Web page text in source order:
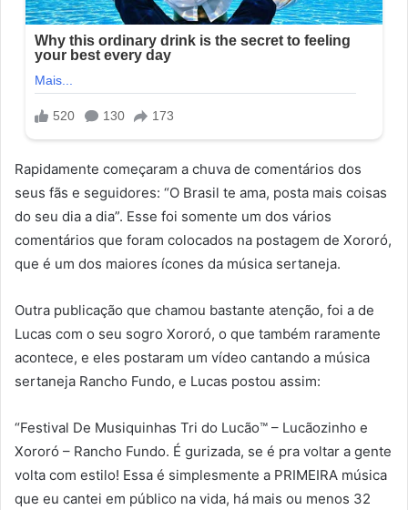
Rapidamente começaram a chuva de comentários dos
seus fãs e seguidores: “O Brasil te ama, posta mais coisas
do seu dia a dia”. Esse foi somente um dos vários
comentários que foram colocados na postagem de Xororó,
que é um dos maiores ícones da música sertaneja.
Outra publicação que chamou bastante atenção, foi a de
Lucas com o seu sogro Xororó, o que também raramente
acontece, e eles postaram um vídeo cantando a música
sertaneja Rancho Fundo, e Lucas postou assim:
“Festival De Musiquinhas Tri do Lucão™️ – Lucãozinho e
Xororó – Rancho Fundo. É gurizada, se é pra voltar a gente
volta com estilo! Essa é simplesmente a PRIMEIRA música
que eu cantei em público na vida, há mais ou menos 32